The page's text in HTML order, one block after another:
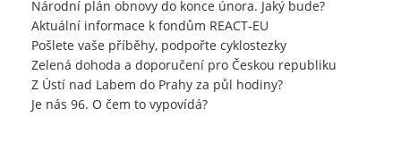
Národní plán obnovy do konce února. Jaký bude?
Aktuální informace k fondům REACT-EU
Pošlete vaše příběhy, podpořte cyklostezky
Zelená dohoda a doporučení pro Českou republiku
Z Ústí nad Labem do Prahy za půl hodiny?
Je nás 96. O čem to vypovídá?